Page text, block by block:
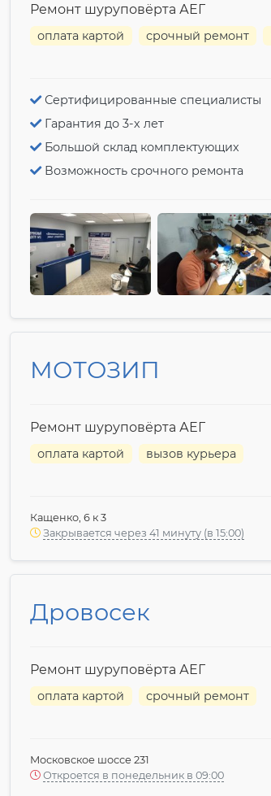
Ремонт шуруповёрта АЕГ
оплата картой срочный ремонт
Сертифицированные специалисты
Гарантия до 3-х лет
Большой склад комплектующих
Возможность срочного ремонта
МОТОЗИП
Ремонт шуруповёрта АЕГ
оплата картой вызов курьера
Кащенко, 6 к 3
Закрывается через 41 минуту (в 15:00)
Дровосек
Ремонт шуруповёрта АЕГ
оплата картой срочный ремонт
Московское шоссе 231
Откроется в понедельник в 09:00